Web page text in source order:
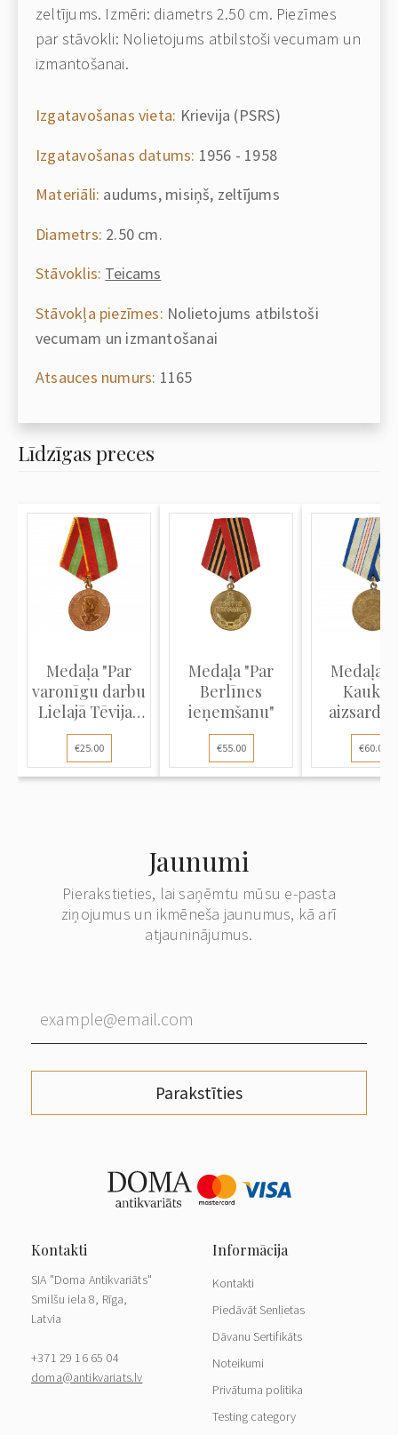
zeltījums. Izmēri: diametrs 2.50 cm. Piezīmes
par stāvokli: Nolietojums atbilstoši vecumam un
izmantošanai.
Izgatavošanas vieta: Krievija (PSRS)
Izgatavošanas datums: 1956 - 1958
Materiāli: audums, misiņš, zeltījums
Diametrs: 2.50 cm.
Stāvoklis: Teicams
Stāvokļa piezīmes: Nolietojums atbilstoši
vecumam un izmantošanai
Atsauces numurs: 1165
Līdzīgas preces
Medaļa "Par
varonīgu darbu
Lielajā Tēvijas
karā 1941–1945"
€25.00
Medaļa "Par
Berlīnes
ieņemšanu"
€55.00
Medaļa
€60.00
Jaunumi
Pierakstieties, lai saņēmtu mūsu e-pasta
ziņojumus un ikmēneša jaunumus, kā arī
atjauninājumus.
Parakstīties
SIA "Doma Antikvariāts"
Smilšu iela 8, Rīga,
Latvia
+371 29 16 65 04
doma@antikvariats.lv
Kontakti
Piedāvāt Senlietas
Dāvanu Sertifikāts
Noteikumi
Privātuma politika
Testing category